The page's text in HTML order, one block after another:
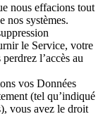
nous effacions tout
nos systèmes.
le Service, votre
l’accès au
vos Données
(tel qu’indiqué
vous avez le droit